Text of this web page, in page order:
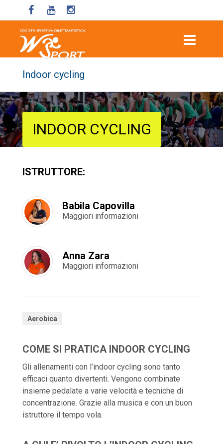
Indoor cycling
INDOOR CYCLING
ISTRUTTORE:
Babila Capovilla
Maggiori informazioni
Anna Zara
Maggiori informazioni
Aerobica
COME SI PRATICA INDOOR CYCLING
Gli allenamenti con l’indoor cycling sono tanto
efficaci quanto divertenti. Vengono combinate
insieme pedalate a varie velocità e tecniche di
concentrazione. Grazie alla musica e con un buon
istruttore il tempo vola.